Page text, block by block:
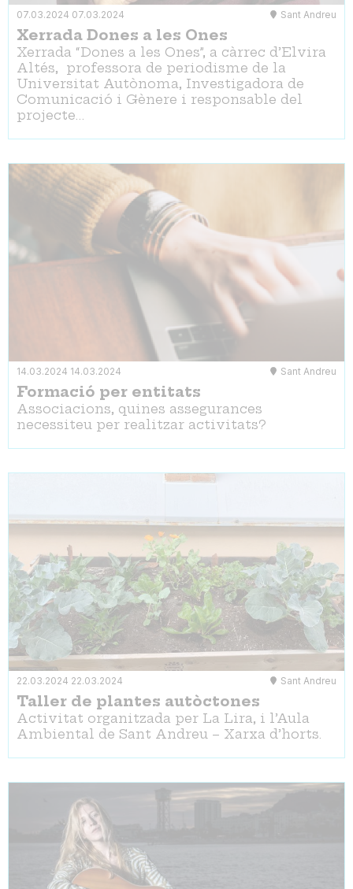
07.03.2024 07.03.2024 Sant Andreu
Xerrada Dones a les Ones
Xerrada “Dones a les Ones”, a càrrec d’Elvira
Altés, professora de periodisme de la
Universitat Autònoma, Investigadora de
Comunicació i Gènere i responsable del
projecte…
14.03.2024 14.03.2024 Sant Andreu
Formació per entitats
Associacions, quines assegurances
necessiteu per realitzar activitats?
22.03.2024 22.03.2024 Sant Andreu
Taller de plantes autòctones
Activitat organitzada per La Lira, i l’Aula
Ambiental de Sant Andreu – Xarxa d’horts.